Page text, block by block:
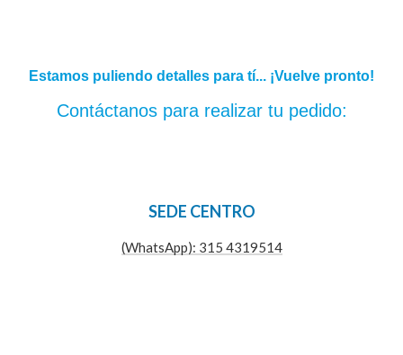
Estamos puliendo detalles para tí... ¡Vuelve pronto!
Contáctanos para realizar tu pedido:
SEDE CENTRO
(WhatsApp): 315 4319514